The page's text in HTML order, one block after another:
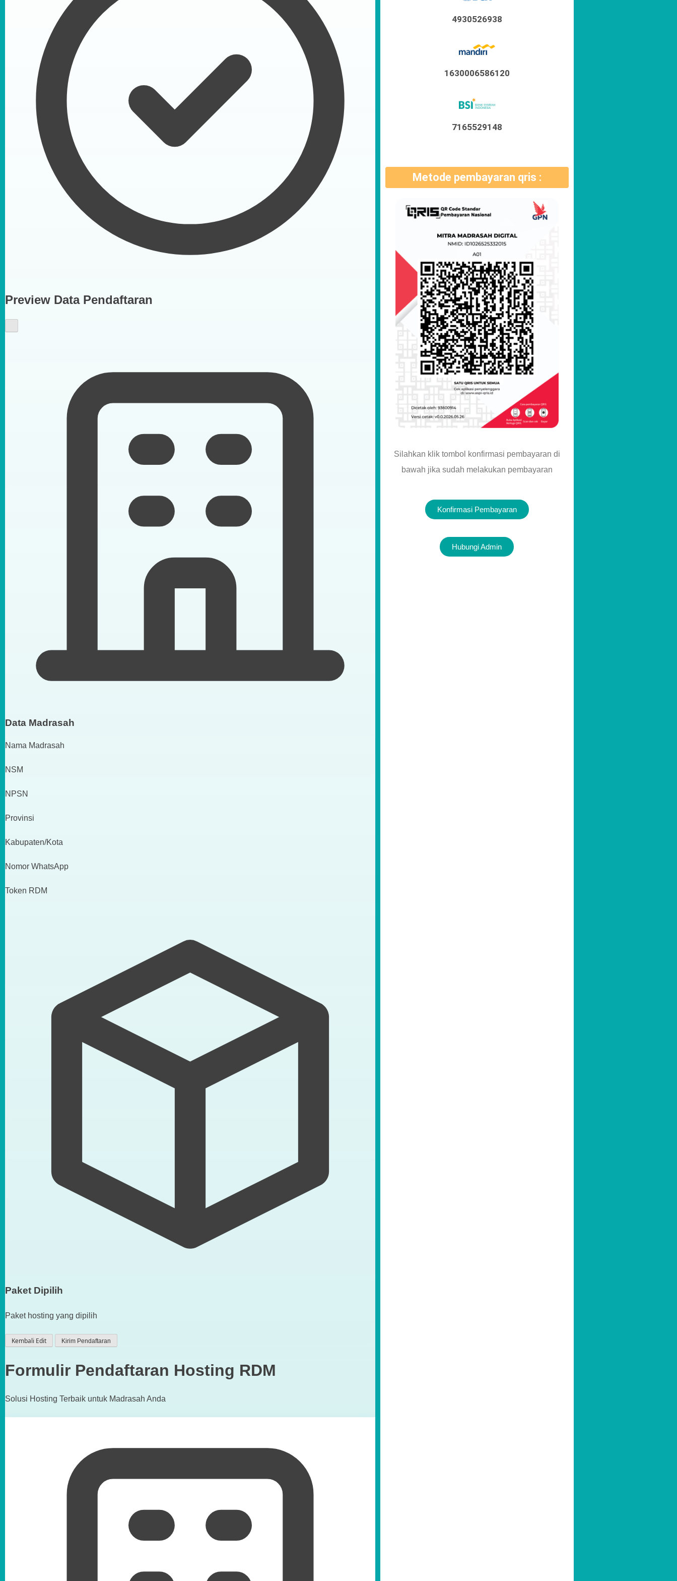
Preview Data Pendaftaran
Data Madrasah
Nama Madrasah
NSM
NPSN
Provinsi
Kabupaten/Kota
Nomor WhatsApp
Token RDM
Paket Dipilih
Paket hosting yang dipilih
Kembali Edit Kirim Pendaftaran
Formulir Pendaftaran Hosting RDM
Solusi Hosting Terbaik untuk Madrasah Anda
4930526938
1630006586120
7165529148
Metode pembayaran qris :
Silahkan klik tombol konfirmasi pembayaran di
bawah jika sudah melakukan pembayaran
Konfirmasi Pembayaran
Hubungi Admin